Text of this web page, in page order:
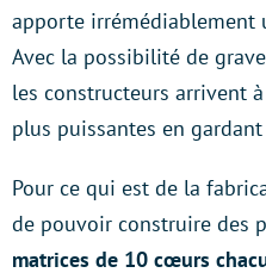
apporte irrémédiablement
Avec la possibilité de
les constructeurs arrivent
plus puissantes en
Pour ce qui est de la
de pouvoir construire des
matrices de 10 cœurs